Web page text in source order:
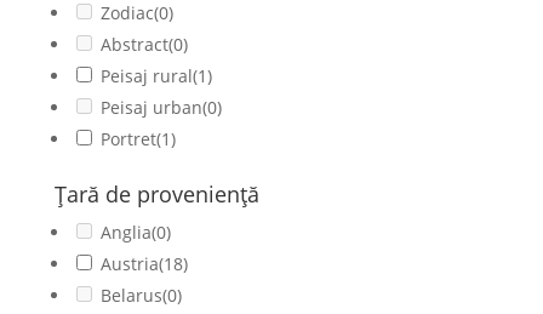
Zodiac(0)
Abstract(0)
Peisaj rural(1)
Peisaj urban(0)
Portret(1)
Ţară de provenienţă
Anglia(0)
Austria(18)
Belarus(0)